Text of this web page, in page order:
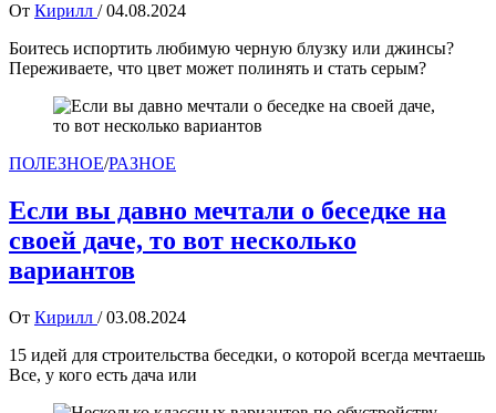
От Кирилл / 04.08.2024
Боитесь испортить любимую черную блузку или джинсы?
Переживаете, что цвет может полинять и стать серым?
ПОЛЕЗНОЕ/РАЗНОЕ
Если вы давно мечтали о беседке на
своей даче, то вот несколько
вариантов
От Кирилл / 03.08.2024
15 идей для строительства беседки, о которой всегда мечтаешь
Все, у кого есть дача или